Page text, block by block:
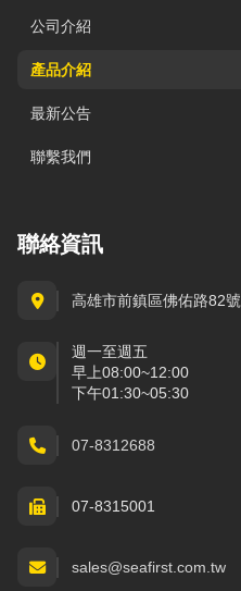
公司介紹
產品介紹
最新公告
聯繫我們
聯絡資訊
高雄市前鎮區佛佑路82號
週一至週五
早上08:00~12:00
下午01:30~05:30
07-8312688
07-8315001
sales@seafirst.com.tw